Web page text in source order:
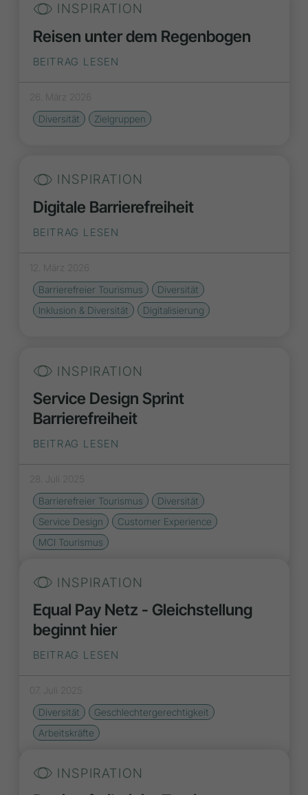
INSPIRATION
Reisen unter dem Regenbogen
BEITRAG LESEN
26. März 2026
Diversität
Zielgruppen
INSPIRATION
Digitale Barrierefreiheit
BEITRAG LESEN
12. März 2026
Barrierefreier Tourismus
Diversität
Inklusion & Diversität
Digitalisierung
INSPIRATION
Service Design Sprint
Barrierefreiheit
BEITRAG LESEN
28. Juli 2025
Barrierefreier Tourismus
Diversität
Service Design
Customer Experience
MCI Tourismus
INSPIRATION
Equal Pay Netz - Gleichstellung
beginnt hier
BEITRAG LESEN
07. Juli 2025
Diversität
Geschlechtergerechtigkeit
Arbeitskräfte
INSPIRATION